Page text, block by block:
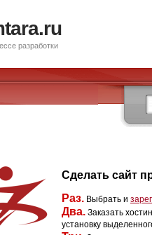
разработки
Сделать сайт
Раз. Выбрать и
Два. Заказать
установку